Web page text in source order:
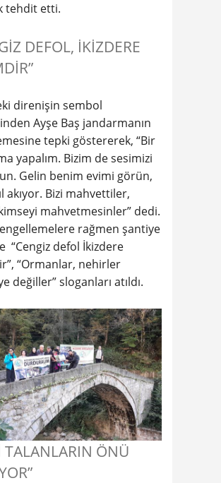
tehdit etti.
DEFOL, İKİZDERE
direnişin sembol
Ayşe Baş jandarmanın
tepki göstererek, “Bir
yapalım. Bizim de sesimizi
Gelin benim evimi görün,
akıyor. Bizi mahvettiler,
mahvetmesinler” dedi.
rağmen şantiye
“Cengiz defol İkizdere
“Ormanlar, nehirler
değiller” sloganları atıldı.
TALANLARIN ÖNÜ